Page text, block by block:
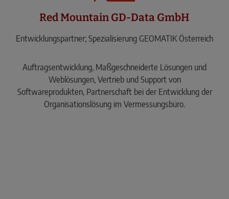
Red Mountain GD-Data GmbH
Entwicklungspartner; Spezialisierung GEOMATIK Österreich
Auftragsentwicklung, Maßgeschneiderte Lösungen und
Weblösungen, Vertrieb und Support von
Softwareprodukten, Partnerschaft bei der Entwicklung der
Organisationslösung im Vermessungsbüro.